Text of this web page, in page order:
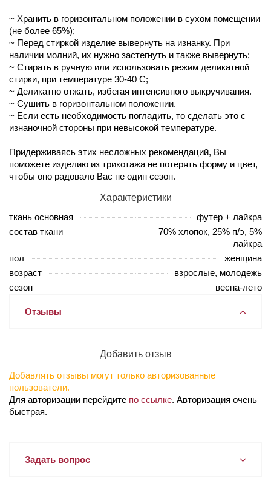
~ Хранить в горизонтальном положении в сухом помещении
(не более 65%);
~ Перед стиркой изделие вывернуть на изнанку. При
наличии молний, их нужно застегнуть и также вывернуть;
~ Стирать в ручную или использовать режим деликатной
стирки, при температуре 30-40 С;
~ Деликатно отжать, избегая интенсивного выкручивания.
~ Сушить в горизонтальном положении.
~ Если есть необходимость погладить, то сделать это с
изнаночной стороны при невысокой температуре.
Придерживаясь этих несложных рекомендаций, Вы
поможете изделию из трикотажа не потерять форму и цвет,
чтобы оно радовало Вас не один сезон.
Характеристики
ткань основная
футер + лайкра
состав ткани
70% хлопок, 25% п/э, 5%
лайкра
пол
женщина
возраст
взрослые, молодежь
сезон
весна-лето
Отзывы
Добавить отзыв
Добавлять отзывы могут только авторизованные
пользователи.
Для авторизации перейдите по ссылке. Авторизация очень
быстрая.
Задать вопрос